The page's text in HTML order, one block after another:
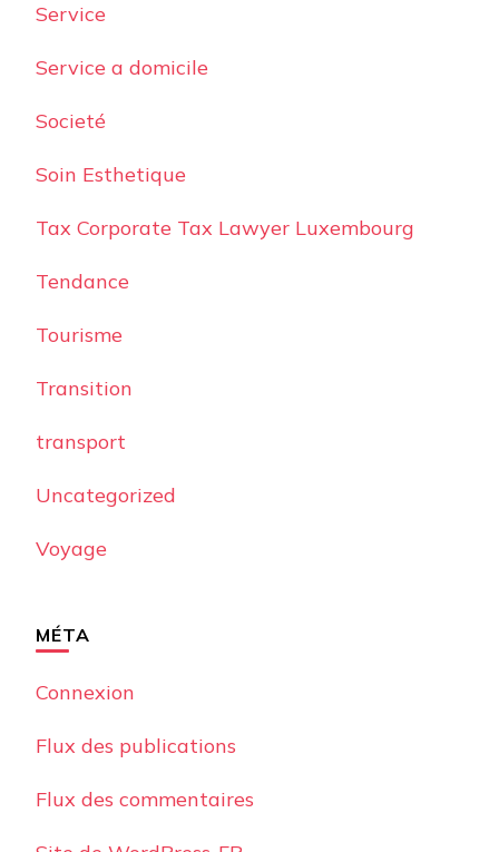
Service
Service a domicile
Societé
Soin Esthetique
Tax Corporate Tax Lawyer Luxembourg
Tendance
Tourisme
Transition
transport
Uncategorized
Voyage
MÉTA
Connexion
Flux des publications
Flux des commentaires